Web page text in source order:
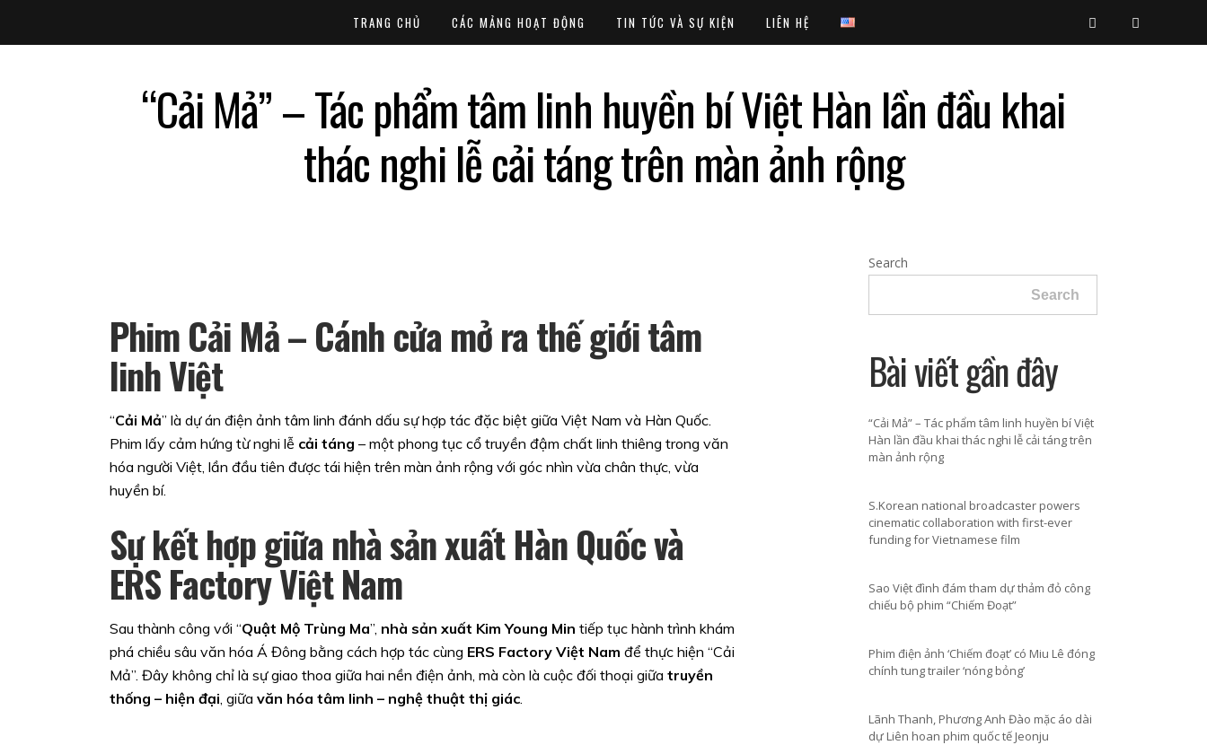
TRANG CHỦ CÁC MẢNG HOẠT ĐỘNG TIN TỨC VÀ SỰ KIỆN LIÊN HỆ
“Cải Mả” – Tác phẩm tâm linh huyền bí Việt Hàn lần đầu khai
thác nghi lễ cải táng trên màn ảnh rộng
Phim Cải Mả – Cánh cửa mở ra thế giới tâm
linh Việt
“Cải Mả” là dự án điện ảnh tâm linh đánh dấu sự hợp tác đặc biệt giữa Việt Nam và Hàn Quốc.
Phim lấy cảm hứng từ nghi lễ cải táng – một phong tục cổ truyền đậm chất linh thiêng trong văn
hóa người Việt, lần đầu tiên được tái hiện trên màn ảnh rộng với góc nhìn vừa chân thực, vừa
huyền bí.
Sự kết hợp giữa nhà sản xuất Hàn Quốc và
ERS Factory Việt Nam
Sau thành công với “Quật Mộ Trùng Ma”, nhà sản xuất Kim Young Min tiếp tục hành trình khám
phá chiều sâu văn hóa Á Đông bằng cách hợp tác cùng ERS Factory Việt Nam để thực hiện “Cải
Mả”. Đây không chỉ là sự giao thoa giữa hai nền điện ảnh, mà còn là cuộc đối thoại giữa truyền
thống – hiện đại, giữa văn hóa tâm linh – nghệ thuật thị giác.
Search
Search
Bài viết gần đây
“Cải Mả” – Tác phẩm tâm linh huyền bí Việt
Hàn lần đầu khai thác nghi lễ cải táng trên
màn ảnh rộng
S.Korean national broadcaster powers
cinematic collaboration with first-ever
funding for Vietnamese film
Sao Việt đình đám tham dự thảm đỏ công
chiếu bộ phim “Chiếm Đoạt”
Phim điện ảnh ‘Chiếm đoạt’ có Miu Lê đóng
chính tung trailer ‘nóng bỏng’
Lãnh Thanh, Phương Anh Đào mặc áo dài
dự Liên hoan phim quốc tế Jeonju